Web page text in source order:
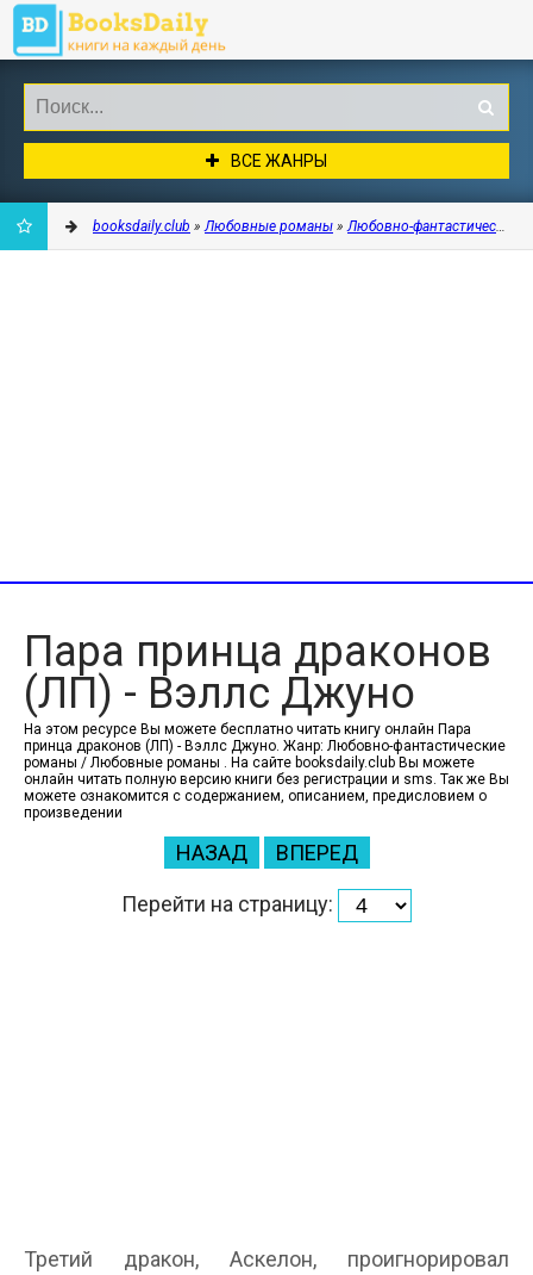
ВСЕ ЖАНРЫ
booksdaily.club »Любовные романы »Любовно-фантастические
Пара принца драконов
(ЛП) - Вэллс Джуно
На этом ресурсе Вы можете бесплатно читать книгу онлайн Пара
принца драконов (ЛП) - Вэллс Джуно. Жанр: Любовно-фантастические
романы / Любовные романы . На сайте booksdaily.club Вы можете
онлайн читать полную версию книги без регистрации и sms. Так же Вы
можете ознакомится с содержанием, описанием, предисловием о
произведении
НАЗАД ВПЕРЕД
Перейти на страницу:
Третий дракон, Аскелон, проигнорировал